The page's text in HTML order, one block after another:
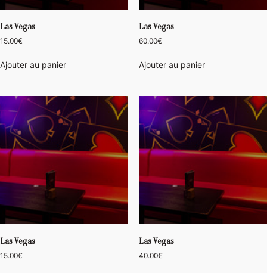
Las Vegas
15.00€
Ajouter au panier
Las Vegas
60.00€
Ajouter au panier
Las Vegas
15.00€
Las Vegas
40.00€